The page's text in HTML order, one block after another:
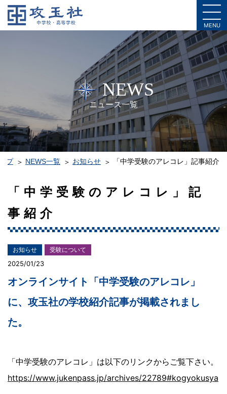
MENU
NEWS
ニュース一覧
プ NEWS一覧 お知らせ 「中学受験のアレコレ」記事紹介
「中学受験のアレコレ」記
事紹介
お知らせ 受験について
2025/01/23
オンラインサイト「中学受験のアレコレ」
に、攻玉社の学校紹介記事が掲載されまし
た。
「中学受験のアレコレ」は以下のリンクからご覧下さい。
https://www.jukenpass.jp/archives/22789#kogyokusya